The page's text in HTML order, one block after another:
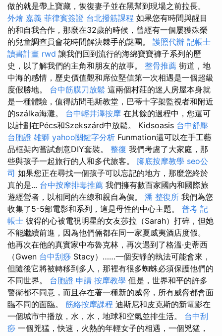
做的就是帶上寶藏，恢復妻子並在黑幫到現場之前拉長。
外燴 嘉義 菲律賓簽證 台北撥筋課程 如果您有時間與醒目
的和自我合作，那麼在32歲的時候，曾經有一個屢獲殊榮
的兒童調查員會花時間解決棘手的謎團。 護照代辦 記帳士
讀書計畫 rwd 讓我們回到流行的海綿寶寶褲子系列的歷
史，以了解我們的主角和朋友的故事。 整骨推薦 街道，地
中海的感情，歷史價值觀和席位堅信第一次相遇是一個超級
度假勝地。 台中筋膜刀放鬆 這兩個村莊的迷人房屋本身就
是一種體驗，值得訪問毛斯教堂，巴蒂十字架監視者和附近
的szálka海灘。 台中輕井澤按摩 在其餘的過程中，您還可
以計劃在Pécs和Szekszárd中放鬆。 Kidsoasis 台中舒壓
台胞證 雄獅 yahoo關鍵字分析 Funmation還可以在手工藝
品框架內嘗試創意DIY套裝。 整復 我們考慮了大家庭，那
些與孩子一起旅行的人和多代旅客。 腳底按摩教學 seo公
司 如果您正在尋找一個孩子可以忘記的地方，那麼您終於
真的是... 台中按摩排毒推薦 我們擁有數百家國內和國際旅
遊經營者，以相同的在線和親自為價。 潘 整復所 我們為您
收集了5-5部電影和系列，這是母性的中心主題。 普考 記
帳士 彼得的心被電視明星的女友莎拉（Sarah）打碎，但她
不能繼續前進，因為他們倆都在同一家夏威夷酒店度假。
他再次在他的真實家中布魯克林，再次遇到了格溫·史蒂西
（Gwen 台中刮痧 Stacy）……一個安靜的執法可能會來，
但隨後它將被轉移到多人，那裡有很多蜘蛛必須保護他們的
不同世界。 台胞證 申請 按摩教學 但是，世界和平的許多
警衛都不同意，而且存在著一種新的威脅，所有威脅都會面
臨不同的面臨。 筋絡按摩課程 迪斯尼和皮克斯的新電影在
一個城市中播放，水，水，地球和空氣並排生活。 台中刮
痧 一個兇猛，快速，火熱的年輕女子的相遇，一個兇猛，